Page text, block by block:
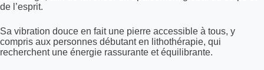
de l’esprit.
Sa vibration douce en fait une pierre accessible à tous, y
compris aux personnes débutant en lithothérapie, qui
recherchent une énergie rassurante et équilibrante.